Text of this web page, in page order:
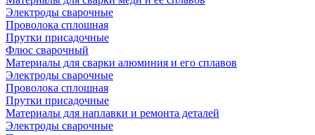
Электроды сварочные
Проволока сплошная
Прутки присадочные
Флюс сварочный
Материалы для сварки алюминия и его сплавов
Электроды сварочные
Проволока сплошная
Прутки присадочные
Материалы для наплавки и ремонта деталей
Электроды сварочные